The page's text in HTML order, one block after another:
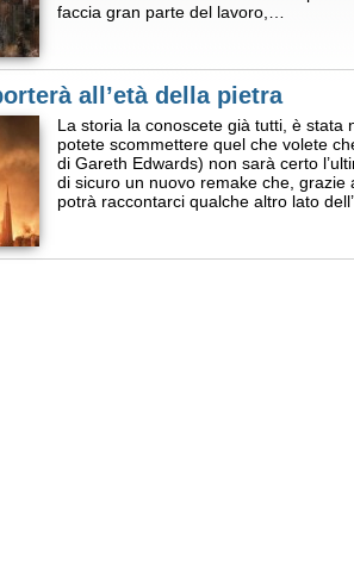
faccia gran parte del lavoro,…
all’età della pietra
La storia la conoscete già tutti, è stata
potete scommettere quel che volete
di Gareth Edwards) non sarà certo
di sicuro un nuovo remake che, grazie
potrà raccontarci qualche altro lato